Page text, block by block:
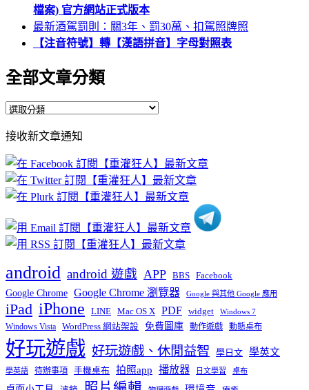
檔案) 官方網站正式版本
最新酒駕罰則：關3年、罰30萬、扣駕照牌照
【注音符號】轉【漢語拼音】字母對照表
全部文章分類
全
文
章
分
類
接收新文章通知
android android 遊戲 APP BBS Facebook
Google Chrome Google Chrome 瀏覽器 Google 與其他 Google 應用
iPad iPhone LINE Mac OS X PDF widget Windows 7
Windows Vista WordPress 網站架設 免費圖庫 動作遊戲 動態桌布
好玩遊戲 好玩遊戲、休閒益智 學日文 學英文
學英語 待辦事項 手機桌布 拍照app 播放器 日文學習 桌布